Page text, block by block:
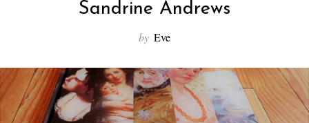
Sandrine Andrews
by Eve